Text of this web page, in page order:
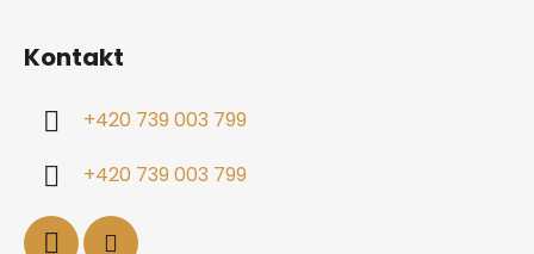
Kontakt
+420 739 003 799
+420 739 003 799